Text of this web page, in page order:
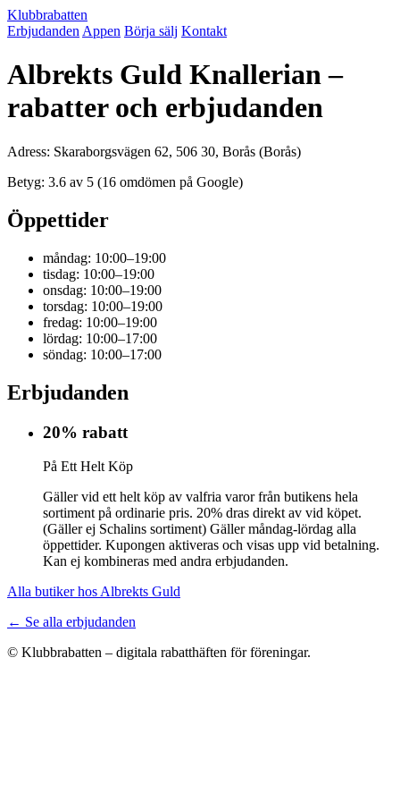
Klubbrabatten
Erbjudanden Appen Börja sälj Kontakt
Albrekts Guld Knallerian –
rabatter och erbjudanden
Adress: Skaraborgsvägen 62, 506 30, Borås (Borås)
Betyg: 3.6 av 5 (16 omdömen på Google)
Öppettider
måndag: 10:00–19:00
tisdag: 10:00–19:00
onsdag: 10:00–19:00
torsdag: 10:00–19:00
fredag: 10:00–19:00
lördag: 10:00–17:00
söndag: 10:00–17:00
Erbjudanden
20% rabatt
På Ett Helt Köp
Gäller vid ett helt köp av valfria varor från butikens hela
sortiment på ordinarie pris. 20% dras direkt av vid köpet.
(Gäller ej Schalins sortiment) Gäller måndag-lördag alla
öppettider. Kupongen aktiveras och visas upp vid betalning.
Kan ej kombineras med andra erbjudanden.
Alla butiker hos Albrekts Guld
← Se alla erbjudanden
© Klubbrabatten – digitala rabatthäften för föreningar.